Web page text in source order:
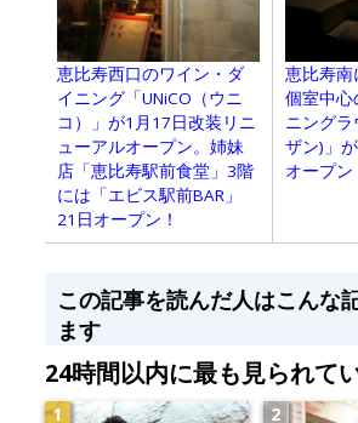
恵比寿西口のワイン・ダ
イニング「UNiCO（ウニ
コ）」が1月17日改装リニ
ューアルオープン。姉妹
店「恵比寿駅前食堂」3階
には「エビス駅前BAR」
21日オープン！
恵比寿南
個室中心
ニング
ザン)」
オープン
この記事を読んだ人はこんな
ます
24時間以内に最も見られて